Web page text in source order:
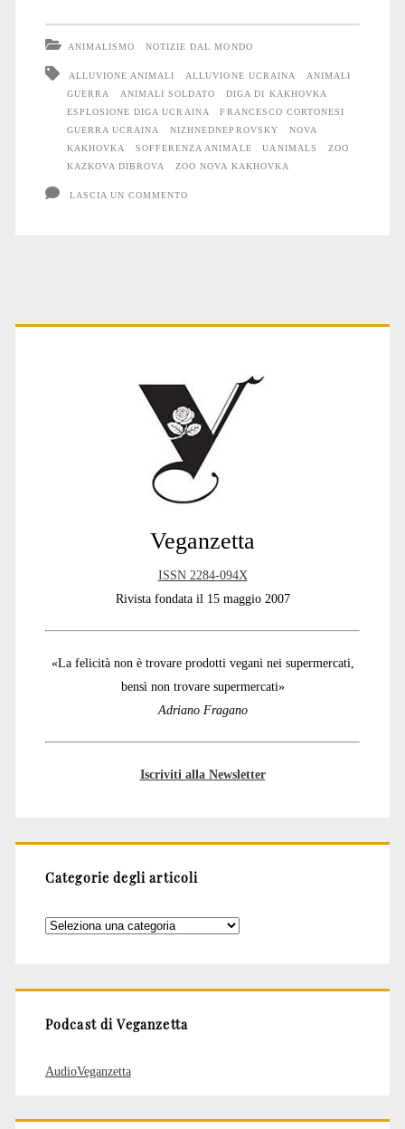
la
guerra
#15
ANIMALISMO NOTIZIE DAL MONDO
ALLUVIONE ANIMALI ALLUVIONE UCRAINA
ANIMALI
GUERRA
ANIMALI SOLDATO
DIGA DI KAKHOVKA
ESPLOSIONE DIGA UCRAINA
FRANCESCO CORTONESI
GUERRA UCRAINA
NIZHNEDNEPROVSKY
NOVA
KAKHOVKA
SOFFERENZA ANIMALE UANIMALS
ZOO
KAZKOVA DIBROVA
ZOO NOVA KAKHOVKA
LASCIA UN COMMENTO
Primary
Veganzetta
ISSN 2284-094X
Rivista fondata il 15 maggio 2007
«La felicità non è trovare prodotti vegani nei supermercati,
bensì non trovare supermercati»
Adriano Fragano
Iscriviti alla Newsletter
Categorie degli articoli
Categorie
Podcast di Veganzetta
AudioVeganzetta